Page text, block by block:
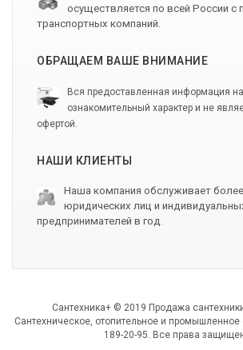
осуществляется по всей России
транспортных компаний.
ОБРАЩАЕМ ВАШЕ ВНИМАНИЕ
Вся предоставленная информация
ознакомительный характер и не
офертой.
НАШИ КЛИЕНТЫ
Наша компания обслуживает
юридических лиц и
предпринимателей в год.
Сантехника+ © 2019 Продажа
Сантехническое, отопительное и
189-20-95. Все права